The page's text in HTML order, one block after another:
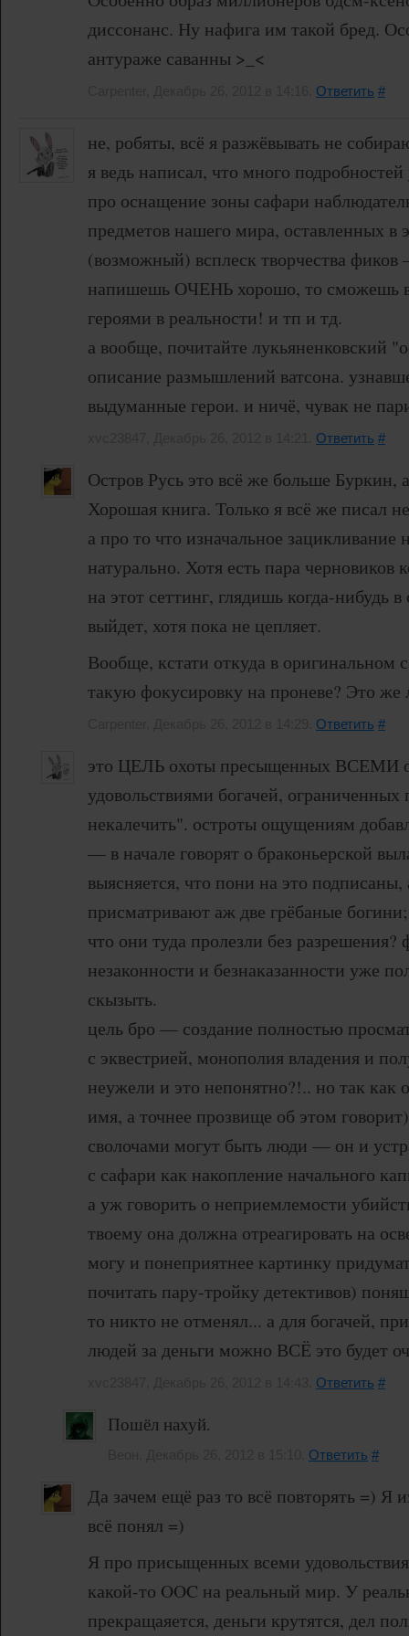
диссонанс. Ну нафига им такой бред.
антураже саванны >_<
Ответить #
не, робяты, всё я разжёвывать не
я ведь написал, что много
про оснащение зоны сафари
предметов нашего мира, оставленных в
(возможный) всплеск творчества
напишешь ОЧЕНЬ хорошо, то сможешь
героями в реальности! и тп и тд.
а вообще, почитайте лукьяненковский
описание размышлений ватсона.
выдуманные герои. и ничё, чувак не
Ответить #
Остров Русь это всё же больше Буркин,
Хорошая книга. Только я всё же писал
а про то что изначальное зацикливание
натурально. Хотя есть пара
на этот сеттинг, глядишь когда-нибудь
выйдет, хотя пока не цепляет.
Вообще, кстати откуда в оригинальном
такую фокусировку на проневе? Это
Ответить #
это ЦЕЛЬ охоты пресыщенных ВСЕМИ
удовольствиями богачей,
некалечить". остроты ощущениям
— в начале говорят о браконьерской
выясняется, что пони на это
присматривают аж две грёбаные
что они туда пролезли без разрешения?
незаконности и безнаказанности уже
скызыть.
цель бро — создание полностью
с эквестрией, монополия владения и
неужели и это непонятно?!.. но так
имя, а точнее прозвище об этом
сволочами могут быть люди — он и
с сафари как накопление начального
а уж говорить о неприемлемости
твоему она должна отреагировать на
могу и понеприятнее картинку
почитать пару-тройку детективов)
то никто не отменял... а для богачей,
людей за деньги можно ВСЁ это будет
Ответить #
Пошёл нахуй.
Ответить #
Да зачем ещё раз то всё повторять =) Я
всё понял =)
Я про присыщенных всеми
какой-то OOC на реальный мир. У
прекращаяется, деньги крутятся, дел